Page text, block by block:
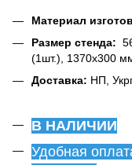
Материал
Размер стенда:
(1шт.), 1370х300
Доставка: НП,
В НАЛИЧИИ
Удобная